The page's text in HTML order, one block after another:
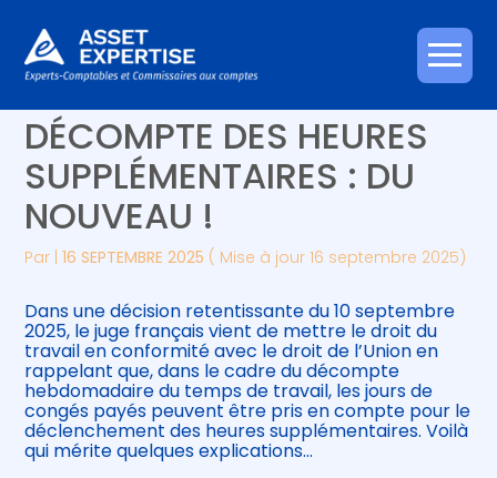
Aller
au
Créer et reprendre une activité
Gérer votre quotidien
Piloter votre entreprise
Développer votre entreprise
Être prêt pour la facturation
électronique
Piloter votre gestion
Suivre votre comptabilité
Gérer vos ressources humaines
CONGÉS PAYÉS ET
DÉCOMPTE DES HEURES
SUPPLÉMENTAIRES : DU
NOUVEAU !
Par |16 SEPTEMBRE 2025 ( Mise à jour 16 septembre 2025)
Dans une décision retentissante du 10 septembre
2025, le juge français vient de mettre le droit du
travail en conformité avec le droit de l’Union en
rappelant que, dans le cadre du décompte
hebdomadaire du temps de travail, les jours de
congés payés peuvent être pris en compte pour le
déclenchement des heures supplémentaires. Voilà
qui mérite quelques explications…